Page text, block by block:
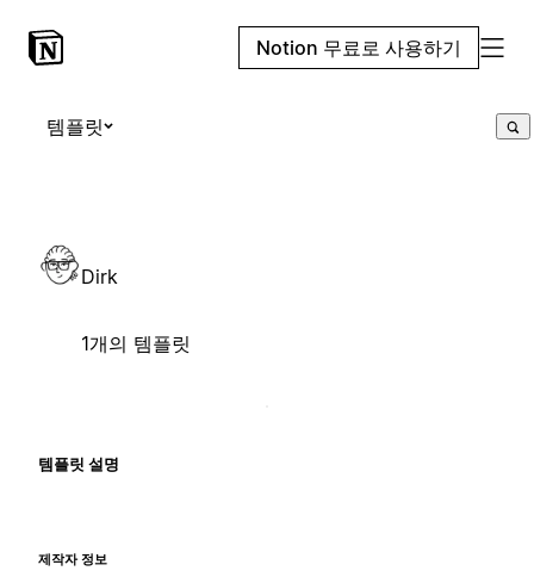
Notion 무료로 사용하기
템플릿
Dirk
1개의 템플릿
템플릿 설명
제작자 정보